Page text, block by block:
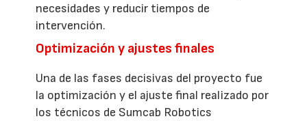
necesidades y reducir tiempos de
intervención.
Optimización y ajustes finales
Una de las fases decisivas del proyecto fue
la optimización y el ajuste final realizado por
los técnicos de Sumcab Robotics